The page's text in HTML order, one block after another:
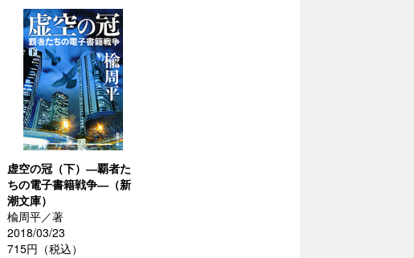
虚空の冠（下）―覇者た
ちの電子書籍戦争―（新
潮文庫）
楡周平／著
2018/03/23
715円（税込）